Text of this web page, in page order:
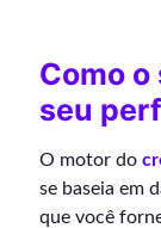
Como
seu
O motor do
se baseia em
que você